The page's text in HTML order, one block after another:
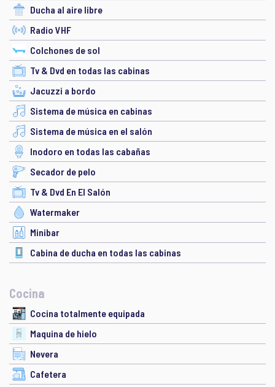
Ducha al aire libre
Radio VHF
Colchones de sol
Tv & Dvd en todas las cabinas
Jacuzzi a bordo
Sistema de música en cabinas
Sistema de música en el salón
Inodoro en todas las cabañas
Secador de pelo
Tv & Dvd En El Salón
Watermaker
Minibar
Cabina de ducha en todas las cabinas
Cocina
Cocina totalmente equipada
Maquina de hielo
Nevera
Cafetera